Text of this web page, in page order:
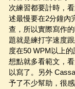
次練習都要計時，
述最慢要在2分鐘內
查，所以實際寫作
題就是練打字速度
度在50 WPM以上的
想點就多看範文，
以寫了。另外
予了不少幫助，很